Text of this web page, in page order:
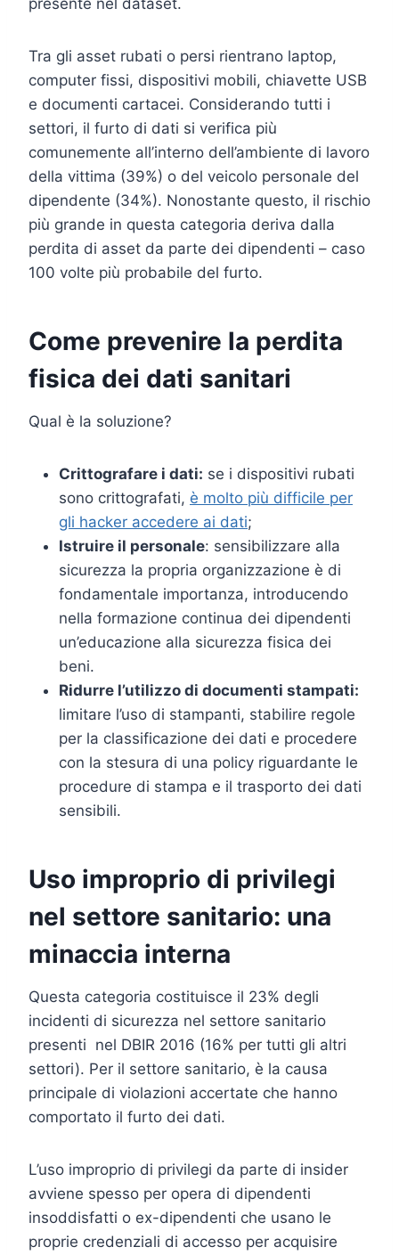
Tra gli asset rubati o persi rientrano laptop,
computer fissi, dispositivi mobili, chiavette USB
e documenti cartacei. Considerando tutti i
settori, il furto di dati si verifica più
comunemente all’interno dell’ambiente di lavoro
della vittima (39%) o del veicolo personale del
dipendente (34%). Nonostante questo, il rischio
più grande in questa categoria deriva dalla
perdita di asset da parte dei dipendenti – caso
100 volte più probabile del furto.
Come prevenire la perdita
fisica dei dati sanitari
Qual è la soluzione?
Crittografare i dati: se i dispositivi rubati
sono crittografati, è molto più difficile per
gli hacker accedere ai dati;
Istruire il personale: sensibilizzare alla
sicurezza la propria organizzazione è di
fondamentale importanza, introducendo
nella formazione continua dei dipendenti
un’educazione alla sicurezza fisica dei
beni.
Ridurre l’utilizzo di documenti stampati:
limitare l’uso di stampanti, stabilire regole
per la classificazione dei dati e procedere
con la stesura di una policy riguardante le
procedure di stampa e il trasporto dei dati
sensibili.
Uso improprio di privilegi
nel settore sanitario: una
minaccia interna
Questa categoria costituisce il 23% degli
incidenti di sicurezza nel settore sanitario
presenti nel DBIR 2016 (16% per tutti gli altri
settori). Per il settore sanitario, è la causa
principale di violazioni accertate che hanno
comportato il furto dei dati.
L’uso improprio di privilegi da parte di insider
avviene spesso per opera di dipendenti
insoddisfatti o ex-dipendenti che usano le
proprie credenziali di accesso per acquisire